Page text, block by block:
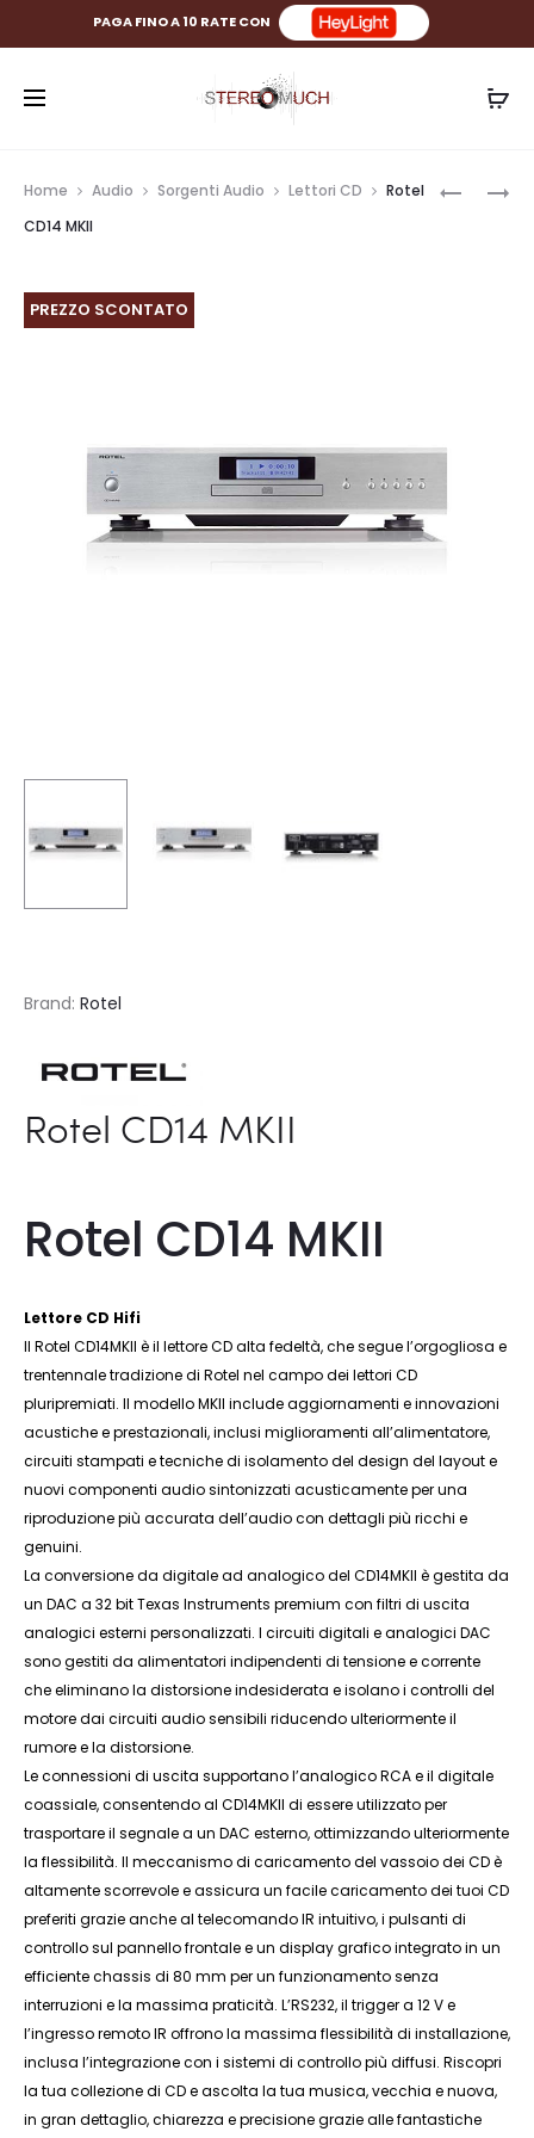
PAGA FINO A 10 RATE CON
ROTEL
ROTEL
Home Audio Sorgenti Audio Lettori CD
Rotel
CD14 MKII
PREZZO SCONTATO
Brand: Rotel
Rotel CD14 MKII
Rotel CD14 MKII
Lettore CD Hifi
Il Rotel CD14MKII è il lettore CD alta fedeltà, che segue l’orgogliosa e
trentennale tradizione di Rotel nel campo dei lettori CD
pluripremiati. Il modello MKII include aggiornamenti e innovazioni
acustiche e prestazionali, inclusi miglioramenti all’alimentatore,
circuiti stampati e tecniche di isolamento del design del layout e
nuovi componenti audio sintonizzati acusticamente per una
riproduzione più accurata dell’audio con dettagli più ricchi e
genuini.
La conversione da digitale ad analogico del CD14MKII è gestita da
un DAC a 32 bit Texas Instruments premium con filtri di uscita
analogici esterni personalizzati. I circuiti digitali e analogici DAC
sono gestiti da alimentatori indipendenti di tensione e corrente
che eliminano la distorsione indesiderata e isolano i controlli del
motore dai circuiti audio sensibili riducendo ulteriormente il
rumore e la distorsione.
Le connessioni di uscita supportano l’analogico RCA e il digitale
coassiale, consentendo al CD14MKII di essere utilizzato per
trasportare il segnale a un DAC esterno, ottimizzando ulteriormente
la flessibilità. Il meccanismo di caricamento del vassoio dei CD è
altamente scorrevole e assicura un facile caricamento dei tuoi CD
preferiti grazie anche al telecomando IR intuitivo, i pulsanti di
controllo sul pannello frontale e un display grafico integrato in un
efficiente chassis di 80 mm per un funzionamento senza
interruzioni e la massima praticità. L’RS232, il trigger a 12 V e
l’ingresso remoto IR offrono la massima flessibilità di installazione,
inclusa l’integrazione con i sistemi di controllo più diffusi. Riscopri
la tua collezione di CD e ascolta la tua musica, vecchia e nuova,
in gran dettaglio, chiarezza e precisione grazie alle fantastiche